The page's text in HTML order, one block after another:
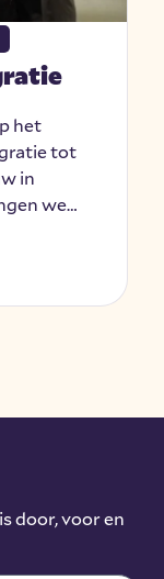
het
tot
in
we…
door, voor en